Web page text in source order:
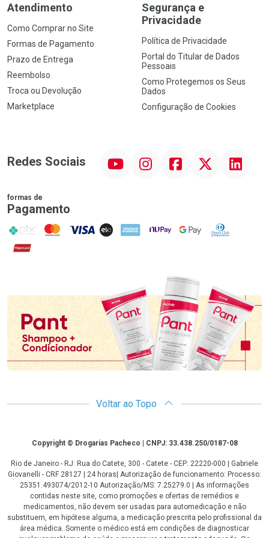
Atendimento
Como Comprar no Site
Formas de Pagamento
Prazo de Entrega
Reembolso
Troca ou Devolução
Marketplace
Segurança e
Privacidade
Política de Privacidade
Portal do Titular de Dados
Pessoais
Como Protegemos os Seus
Dados
Configuração de Cookies
Redes Sociais InstagramFacebook Linkedin
formas de
Pagamento
PIX MasterCard
VISA ELO AMEX NuPay Google PayDiners Club
Hipercard
Promoção em Destaque
Voltar ao Topo
CopyrightCopyright © Drogarias Pacheco | CNPJ: 33.438.250/0187-08
Rio de Janeiro - RJ: Rua do Catete, 300 - Catete - CEP: 22220-000 | Gabriele
Giovanelli - CRF 28127 | 24 horas| Autorização de funcionamento: Processo:
25351.493074/2012-10 Autorização/MS: 7.25279.0 | As informações
contidas neste site, como promoções e ofertas de remédios e
medicamentos, não devem ser usadas para automedicação e não
substituem, em hipótese alguma, a medicação prescrita pelo profissional da
área médica. Somente o médico está em condições de diagnosticar